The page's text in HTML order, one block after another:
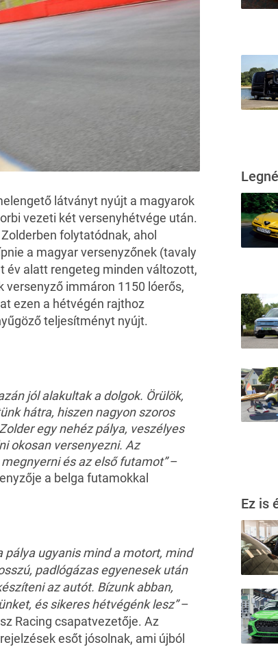
látványt nyújt a magyarok
vezeti két versenyhétvége után.
folytatódnak, ahol
a magyar versenyzőnek (tavaly
év alatt rengeteg minden változott,
versenyző immáron 1150 lóerős,
ezen a hétvégén rajthoz
teljesítményt nyújt.
jól alakultak a dolgok. Örülök,
hátra, hiszen nagyon szoros
egy nehéz pálya, veszélyes
okosan versenyezni. Az
és az első futamot”–
a belga futamokkal
pálya ugyanis mind a motort, mind
padlógázas egyenesek után
az autót. Bízunk abban,
és sikeres hétvégénk lesz”–
Racing csapatvezetője. Az
esőt jósolnak, ami újból
Ez is